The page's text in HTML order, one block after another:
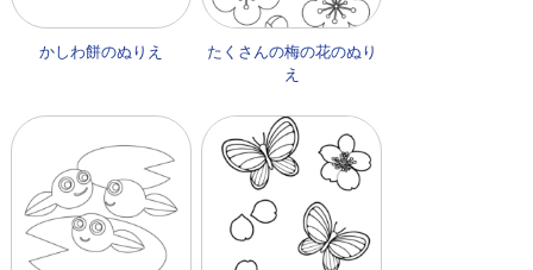
かしわ餅のぬりえ
たくさんの梅の花のぬり
え